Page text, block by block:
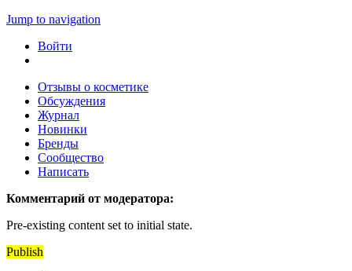
Jump to navigation
Войти
Отзывы о косметике
Обсуждения
Журнал
Новинки
Бренды
Сообщество
Написать
Комментарий от модератора:
Pre-existing content set to initial state.
Publish